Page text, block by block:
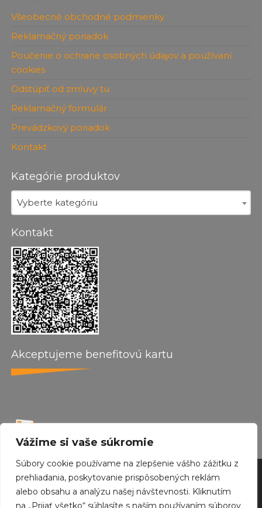
Vážime si vaše súkromie
Súbory cookie používame na zlepšenie vášho zážitku z
prehliadania, poskytovanie prispôsobených reklám
alebo obsahu a analýzu našej návštevnosti. Kliknutím
na „Prijať všetko“ súhlasíte s naším používaním súborov
Všeobecné obchodné podmienky
Reklamačný poriadok
Poučenie o ochrane osobných údajov a používaní
cookies
Odstúpiť od zmluvy tu
Reklamačný formulár
Prevádzkový poriadok
Kontakt
Kategórie produktov
Vyberte kategóriu
Kontakt
Akceptujeme benefitovú kartu
by wepo web design 2024
Created withEnvo RoyalWordPress theme